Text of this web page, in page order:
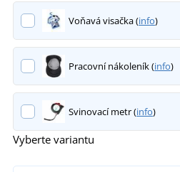
Voňavá visačka (info)
Pracovní nákoleník (info)
Svinovací metr (info)
Vyberte variantu